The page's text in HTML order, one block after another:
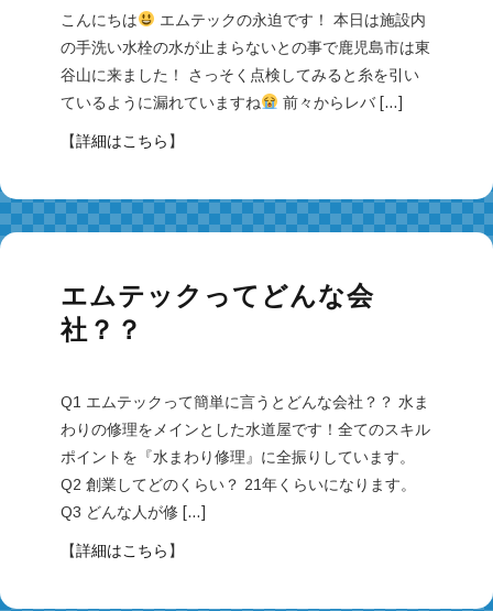
こんにちは
エムテックの永迫です！ 本日は施設内
の手洗い水栓の水が止まらないとの事で鹿児島市は東
谷山に来ました！ さっそく点検してみると糸を引い
ているように漏れていますね
前々からレバ […]
【詳細はこちら 】
エムテックってどんな会
社？？
Q1 エムテックって簡単に言うとどんな会社？？ 水ま
わりの修理をメインとした水道屋です！全てのスキル
ポイントを『水まわり修理』に全振りしています。
Q2 創業してどのくらい？ 21年くらいになります。
Q3 どんな人が修 […]
【詳細はこちら 】